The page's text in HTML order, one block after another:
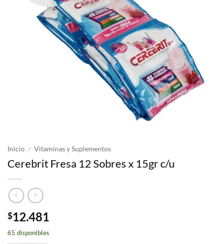
Inicio / Vitaminas y Suplementos
Cerebrit Fresa 12 Sobres x 15gr c/u
$12.481
65 disponibles